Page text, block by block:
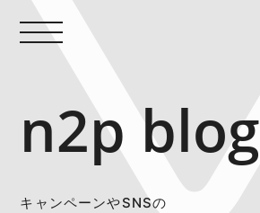
n2p blog
キャンペーンやSNSの